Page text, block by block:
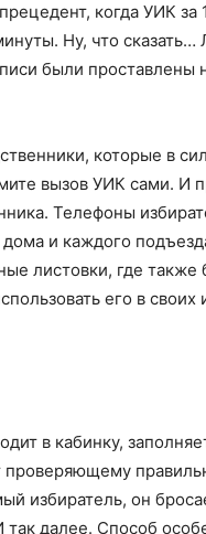
когда УИК за
Ну, что
были проставлены
которые в
вызов УИК сами. И
Телефоны
и каждого
листовки, где также
его в своих
в кабинку,
проверяющему
избиратель, он
далее. Способ